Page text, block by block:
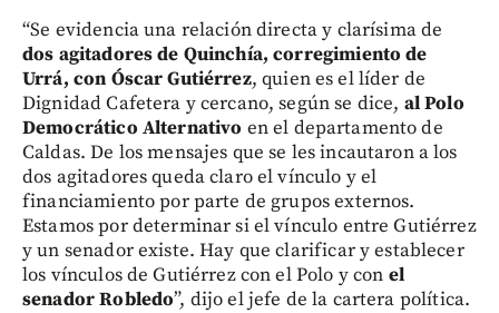
“Se evidencia una relación directa y clarísima de
dos agitadores de Quinchía, corregimiento de
Urrá, con Óscar Gutiérrez, quien es el líder de
Dignidad Cafetera y cercano, según se dice, al Polo
Democrático Alternativo en el departamento de
Caldas. De los mensajes que se les incautaron a los
dos agitadores queda claro el vínculo y el
financiamiento por parte de grupos externos.
Estamos por determinar si el vínculo entre Gutiérrez
y un senador existe. Hay que clarificar y establecer
los vínculos de Gutiérrez con el Polo y con el
senador Robledo”, dijo el jefe de la cartera política.